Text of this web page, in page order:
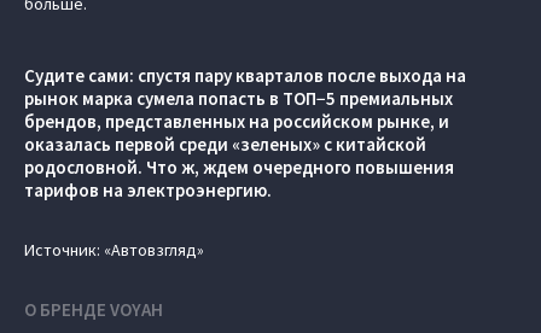
Судите сами: спустя пару кварталов после выхода на
рынок марка сумела попасть в ТОП−5 премиальных
брендов, представленных на российском рынке, и
оказалась первой среди «зеленых» с китайской
родословной. Что ж, ждем очередного повышения
тарифов на электроэнергию.
Источник: «Автовзгляд»
О БРЕНДЕ VOYAH